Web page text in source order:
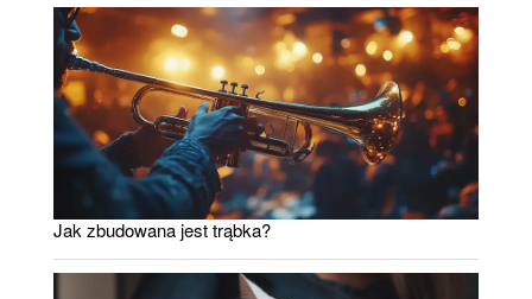
Jak zbudowana jest trąbka?